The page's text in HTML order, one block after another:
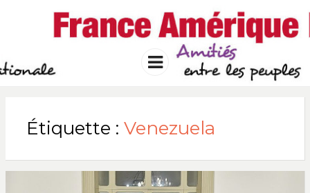
FRANCE
AMERIQUE
Solidarité international et Amitiés
entre les peuples
Menu
Étiquette : Venezuela